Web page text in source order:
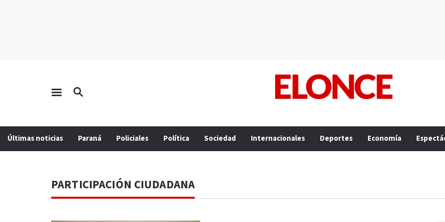
Últimas noticias Paraná Policiales Política Sociedad Internacionales Deportes Economía
PARTICIPACIÓN CIUDADANA